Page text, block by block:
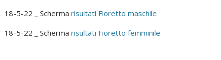
18-5-22 _ Schermarisultati Fioretto maschile
18-5-22 _ Schermarisultati Fioretto femminile